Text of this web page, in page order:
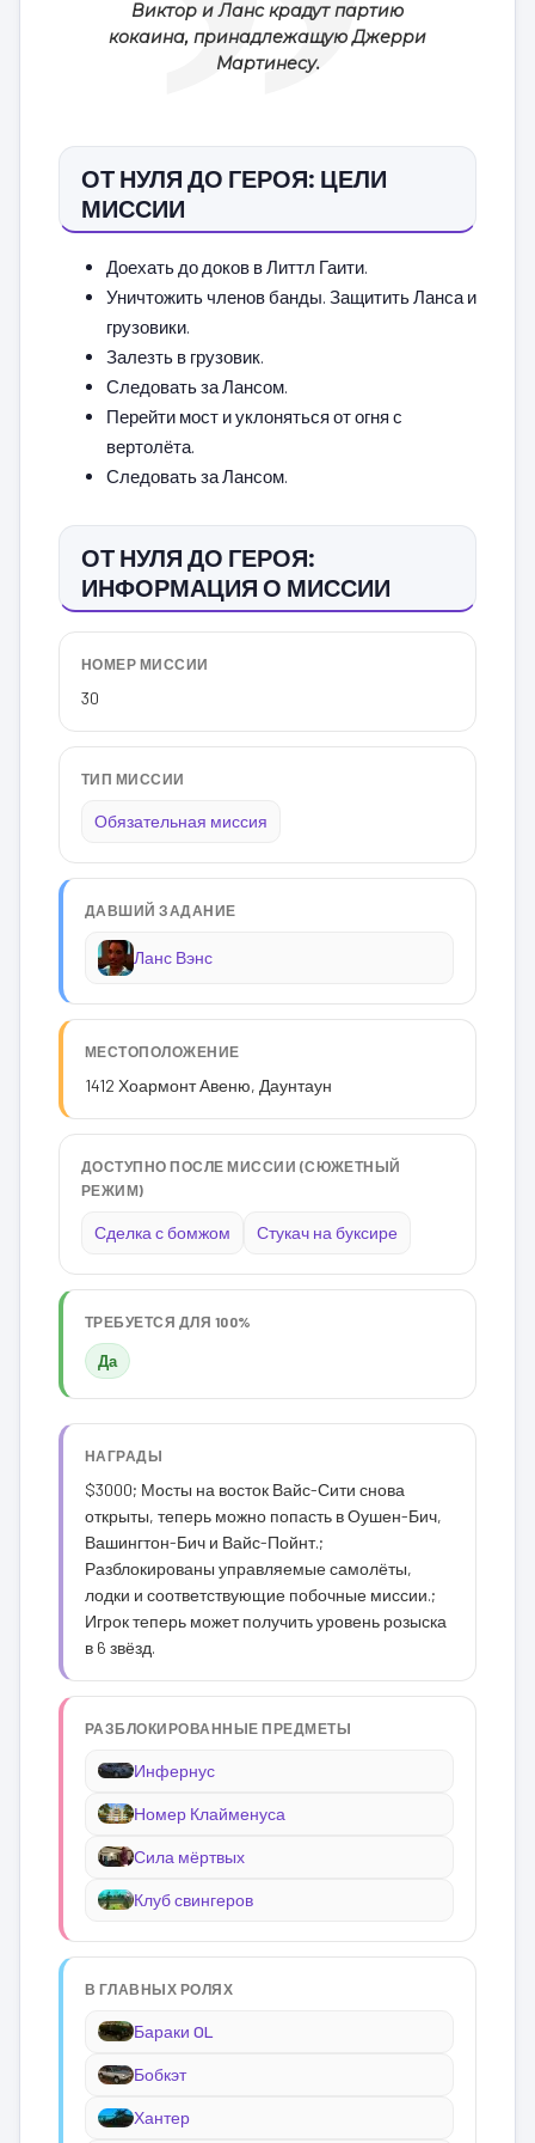
Виктор и Ланс крадут партию
кокаина, принадлежащую Джерри
Мартинесу.
ОТ НУЛЯ ДО ГЕРОЯ: ЦЕЛИ
МИССИИ
Доехать до доков в Литтл Гаити.
Уничтожить членов банды. Защитить Ланса и
грузовики.
Залезть в грузовик.
Следовать за Лансом.
Перейти мост и уклоняться от огня с
вертолёта.
Следовать за Лансом.
ОТ НУЛЯ ДО ГЕРОЯ:
ИНФОРМАЦИЯ О МИССИИ
НОМЕР МИССИИ
30
ТИП МИССИИ
Обязательная миссия
ДАВШИЙ ЗАДАНИЕ
Ланс Вэнс
МЕСТОПОЛОЖЕНИЕ
1412 Хоармонт Авеню, Даунтаун
ДОСТУПНО ПОСЛЕ МИССИИ (СЮЖЕТНЫЙ
РЕЖИМ)
Сделка с бомжом Стукач на буксире
ТРЕБУЕТСЯ ДЛЯ 100%
Да
НАГРАДЫ
$3000; Мосты на восток Вайс-Сити снова
открыты, теперь можно попасть в Оушен-Бич,
Вашингтон-Бич и Вайс-Пойнт.;
Разблокированы управляемые самолёты,
лодки и соответствующие побочные миссии.;
Игрок теперь может получить уровень розыска
в 6 звёзд.
РАЗБЛОКИРОВАННЫЕ ПРЕДМЕТЫ
Инфернус
Номер Клайменуса
Сила мёртвых
Клуб свингеров
В ГЛАВНЫХ РОЛЯХ
Бараки OL
Бобкэт
Хантер